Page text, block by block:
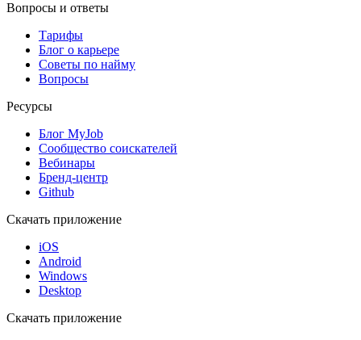
Вопросы и ответы
Тарифы
Блог о карьере
Советы по найму
Вопросы
Ресурсы
Блог MyJob
Сообщество соискателей
Вебинары
Бренд-центр
Github
Скачать приложение
iOS
Android
Windows
Desktop
Скачать приложение